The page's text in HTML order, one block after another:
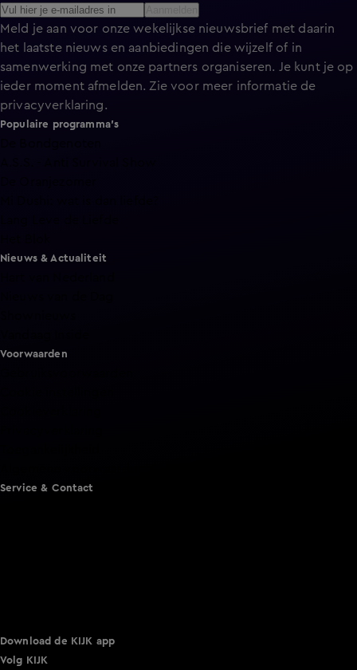
Meld je aan voor onze wekelijkse nieuwsbrief met daarin
het laatste nieuws en aanbiedingen die wijzelf of in
samenwerking met onze partners organiseren. Je kunt je op
ieder moment afmelden. Zie voor meer informatie de
privacyverklaring.
Populaire programma's
Nieuws & Actualiteit
Voorwaarden
Service & Contact
Download de KIJK app
Volg KIJK